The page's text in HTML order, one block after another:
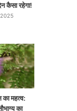
कैसा रहेगा!
महत्व:
का